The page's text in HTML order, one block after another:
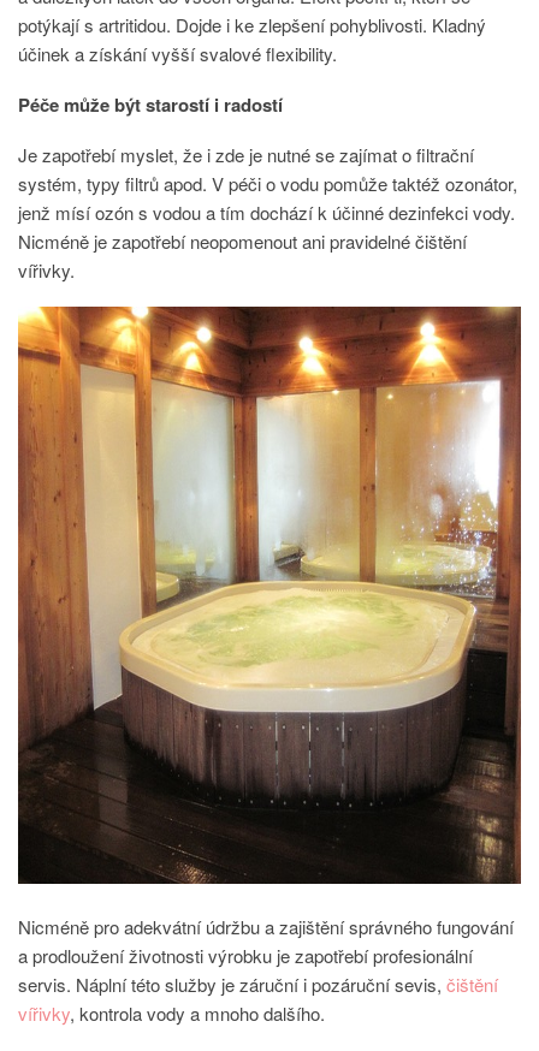
potýkají s artritidou. Dojde i ke zlepšení pohyblivosti. Kladný
účinek a získání vyšší svalové flexibility.
Péče může být starostí i radostí
Je zapotřebí myslet, že i zde je nutné se zajímat o filtrační
systém, typy filtrů apod. V péči o vodu pomůže taktéž ozonátor,
jenž mísí ozón s vodou a tím dochází k účinné dezinfekci vody.
Nicméně je zapotřebí neopomenout ani pravidelné čištění
vířivky.
Nicméně pro adekvátní údržbu a zajištění správného fungování
a prodloužení životnosti výrobku je zapotřebí profesionální
servis. Náplní této služby je záruční i pozáruční sevis, čištění
vířivky, kontrola vody a mnoho dalšího.